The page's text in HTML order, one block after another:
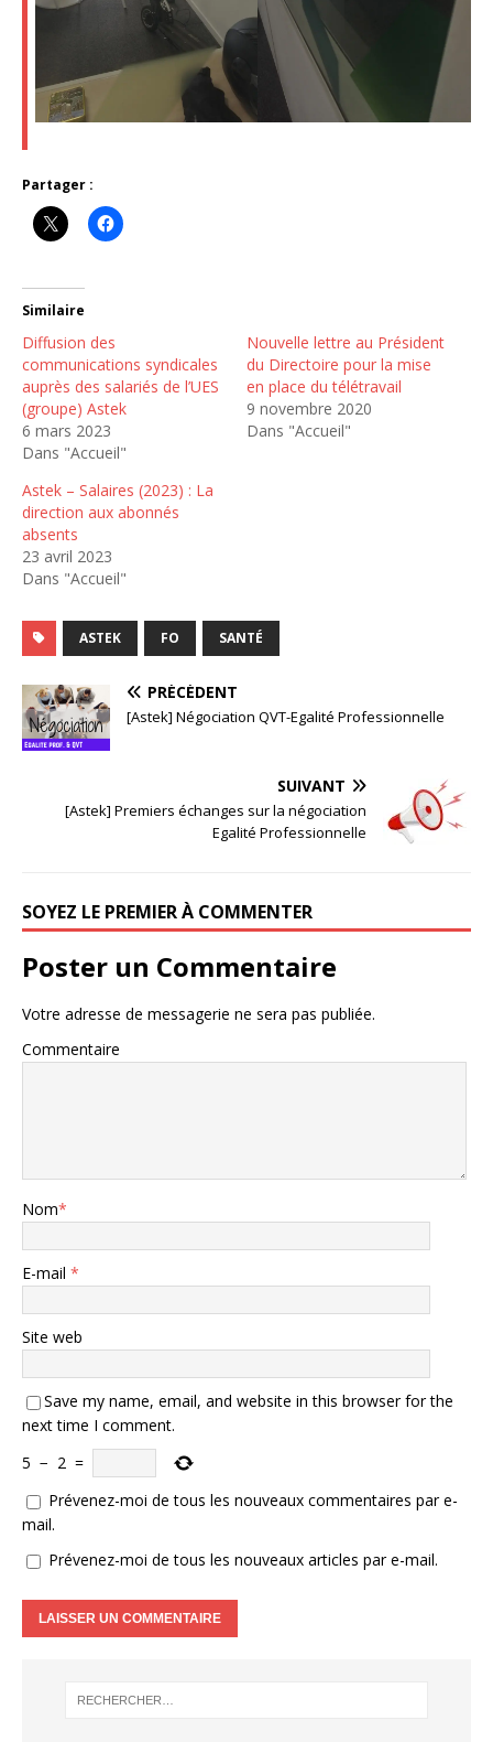
Partager :
Similaire
Diffusion des
communications syndicales
auprès des salariés de l’UES
(groupe) Astek
6 mars 2023
Dans "Accueil"
Nouvelle lettre au Président
du Directoire pour la mise
en place du télétravail
9 novembre 2020
Dans "Accueil"
Astek – Salaires (2023) : La
direction aux abonnés
absents
23 avril 2023
Dans "Accueil"
ASTEK FO SANTÉ
PRÉCÉDENT
[Astek] Négociation QVT-Egalité Professionnelle
SUIVANT
[Astek] Premiers échanges sur la négociation
Egalité Professionnelle
SOYEZ LE PREMIER À COMMENTER
Poster un Commentaire
Votre adresse de messagerie ne sera pas publiée.
Commentaire
Nom*
E-mail *
Site web
Save my name, email, and website in this browser for the
next time I comment.
5 − 2 =
Prévenez-moi de tous les nouveaux commentaires par e-
mail.
Prévenez-moi de tous les nouveaux articles par e-mail.